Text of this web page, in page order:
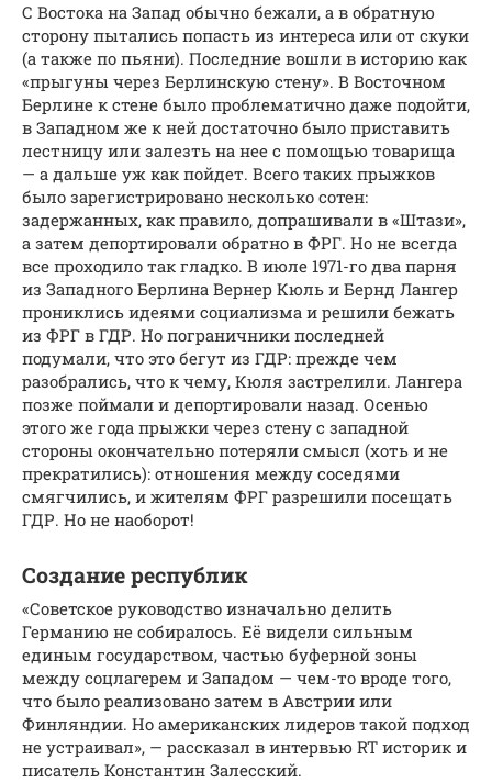
С Востока на Запад обычно бежали, а в обратную
сторону пытались попасть из интереса или от скуки
(а также по пьяни). Последние вошли в историю как
«прыгуны через Берлинскую стену». В Восточном
Берлине к стене было проблематично даже подойти,
в Западном же к ней достаточно было приставить
лестницу или залезть на нее с помощью товарища
— а дальше уж как пойдет. Всего таких прыжков
было зарегистрировано несколько сотен:
задержанных, как правило, допрашивали в «Штази»,
а затем депортировали обратно в ФРГ. Но не всегда
все проходило так гладко. В июле 1971-го два парня
из Западного Берлина Вернер Кюль и Бернд Лангер
прониклись идеями социализма и решили бежать
из ФРГ в ГДР. Но пограничники последней
подумали, что это бегут из ГДР: прежде чем
разобрались, что к чему, Кюля застрелили. Лангера
позже поймали и депортировали назад. Осенью
этого же года прыжки через стену с западной
стороны окончательно потеряли смысл (хоть и не
прекратились): отношения между соседями
смягчились, и жителям ФРГ разрешили посещать
ГДР. Но не наоборот!
Создание республик
«Советское руководство изначально делить
Германию не собиралось. Её видели сильным
единым государством, частью буферной зоны
между соцлагерем и Западом — чем-то вроде того,
что было реализовано затем в Австрии или
Финляндии. Но американских лидеров такой подход
не устраивал», — рассказал в интервью RT историк и
писатель Константин Залесский.